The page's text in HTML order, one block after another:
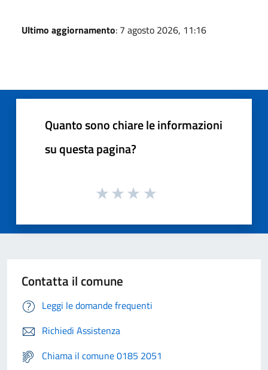
Ultimo aggiornamento: 7 agosto 2026, 11:16
Quanto sono chiare le informazioni
su questa pagina?
Contatta il comune
Leggi le domande frequenti
Richiedi Assistenza
Chiama il comune 0185 2051